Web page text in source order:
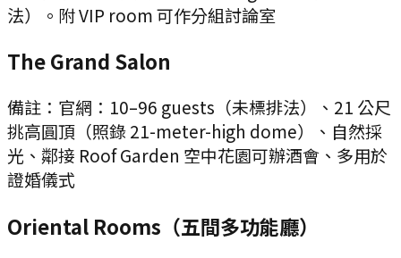
法）。附 VIP room 可作分組討論室
The Grand Salon
備註： 官網：10–96 guests（未標排法）、21 公尺
挑高圓頂（照錄 21-meter-high dome）、自然採
光、鄰接 Roof Garden 空中花園可辦酒會、多用於
證婚儀式
Oriental Rooms（五間多功能廳）